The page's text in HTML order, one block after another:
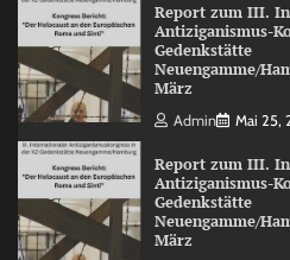
Report zum III.
Antiziganismus-
Gedenkstätte
Neuengamme/
März
Admin Mai 25,
Report zum III.
Antiziganismus-
Gedenkstätte
Neuengamme/
März